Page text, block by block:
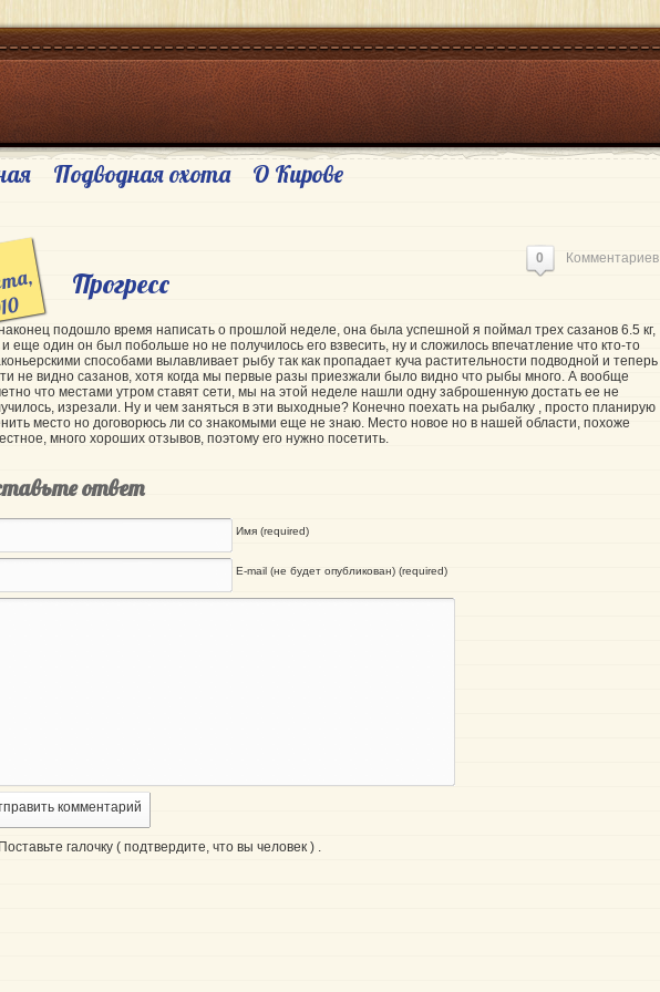
Подводная охота О Кирове
Прогресс
0 Комментариев
подошло время написать о прошлой неделе, она была успешной я поймал трех сазанов 6.5 кг,
и еще один он был побольше но не получилось его взвесить, ну и сложилось впечатление что кто-то
способами вылавливает рыбу так как пропадает куча растительности подводной и теперь
не видно сазанов, хотя когда мы первые разы приезжали было видно что рыбы много. А вообще
что местами утром ставят сети, мы на этой неделе нашли одну заброшенную достать ее не
изрезали. Ну и чем заняться в эти выходные? Конечно поехать на рыбалку , просто планирую
место но договорюсь ли со знакомыми еще не знаю. Место новое но в нашей области, похоже
много хороших отзывов, поэтому его нужно посетить.
ответ
Имя (required)
E-mail (не будет опубликован) (required)
комментарий
Поставьте галочку ( подтвердите, что вы человек ) .